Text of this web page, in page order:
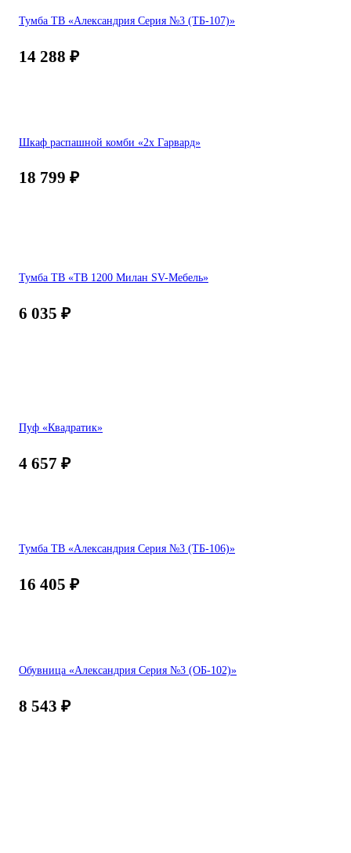
Тумба ТВ «Александрия Серия №3 (ТБ-107)»
14 288 ₽
Шкаф распашной комби «2х Гарвард»
18 799 ₽
Тумба ТВ «ТВ 1200 Милан SV-Мебель»
6 035 ₽
Пуф «Квадратик»
4 657 ₽
Тумба ТВ «Александрия Серия №3 (ТБ-106)»
16 405 ₽
Обувница «Александрия Серия №3 (ОБ-102)»
8 543 ₽